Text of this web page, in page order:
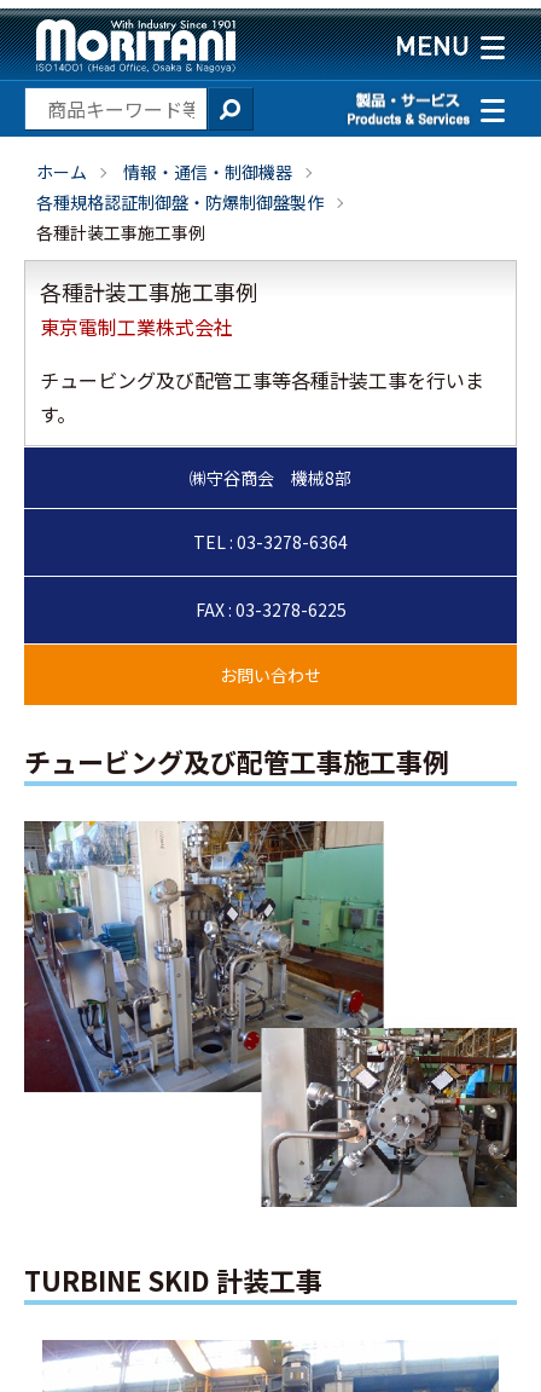
ホーム
情報・通信・制御機器
各種規格認証制御盤・防爆制御盤製作
各種計装工事施工事例
各種計装工事施工事例
東京電制工業株式会社
チュービング及び配管工事等各種計装工事を行いま
す。
TEL : 03-3278-6364
FAX : 03-3278-6225
チュービング及び配管工事施工事例
TURBINE SKID 計装工事